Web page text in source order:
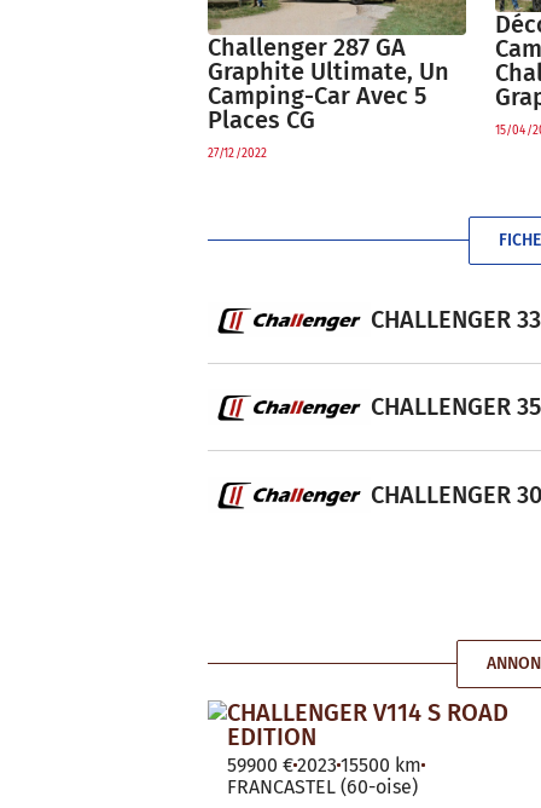
Challenger 287 GA
Graphite Ultimate, Un
Camping-Car Avec 5
Places CG
27/12/2022
15/04/
CHALLENGER
CHALLENGER
CHALLENGER
CHALLENGER V114 S ROAD
EDITION
59900 €2023 15500 km
FRANCASTEL (60-oise)